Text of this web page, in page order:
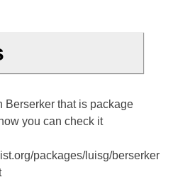
Berserker that is package
you can check it
packages/luisg/berserker